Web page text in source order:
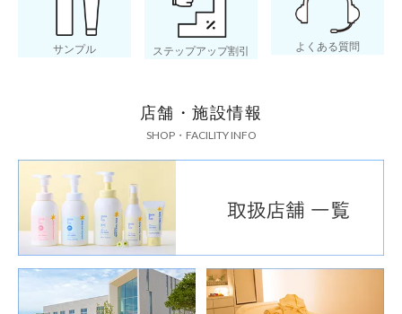
サンプル ステップアップ割引 よくある質問
店舗・施設情報
SHOP・FACILITY INFO